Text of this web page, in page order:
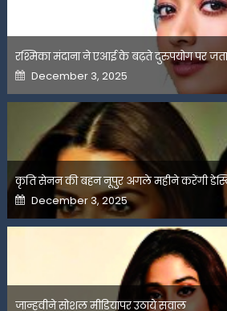
रश्मिका मंदाना ने एआई के बढ़ते दुरुपयोग पर
Posted
on
December 3, 2025
कृति सेनन की बहन नूपुर अगले महीने करेंगी
Posted
on
December 3, 2025
जान्हवीने सोशल मीडियापर उठाये सवाल